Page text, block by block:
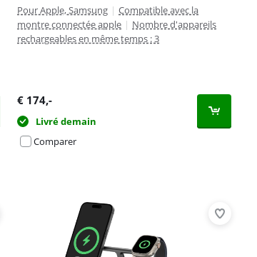
Pour Apple, Samsung | Compatible avec la
montre connectée apple | Nombre d'appareils
rechargeables en même temps : 3
€ 174,-
Livré demain
Comparer